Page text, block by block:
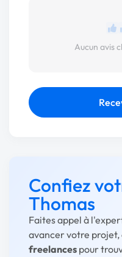
Aucun avis
Confiez
Thomas
Faites appel à
avancer votre projet,
freelances pour